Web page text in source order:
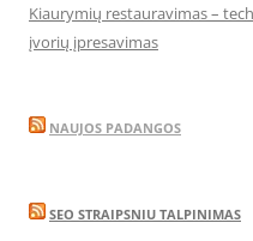
Kiaurymių restauravimas –
įvorių įpresavimas
NAUJOS PADANGOS
SEO STRAIPSNIU TALPINIMAS